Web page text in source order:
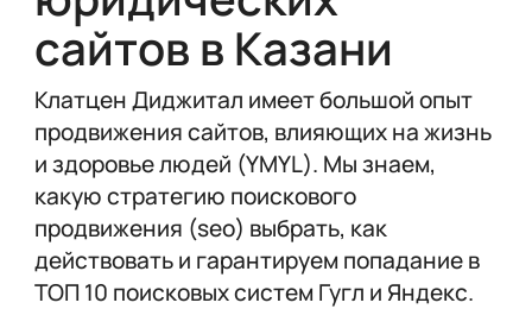
сайтов в Казани
Клатцен Диджитал имеет большой опыт
продвижения сайтов, влияющих на жизнь
и здоровье людей (YMYL). Мы знаем,
какую стратегию поискового
продвижения (seo) выбрать, как
действовать и гарантируем попадание в
ТОП 10 поисковых систем Гугл и Яндекс.